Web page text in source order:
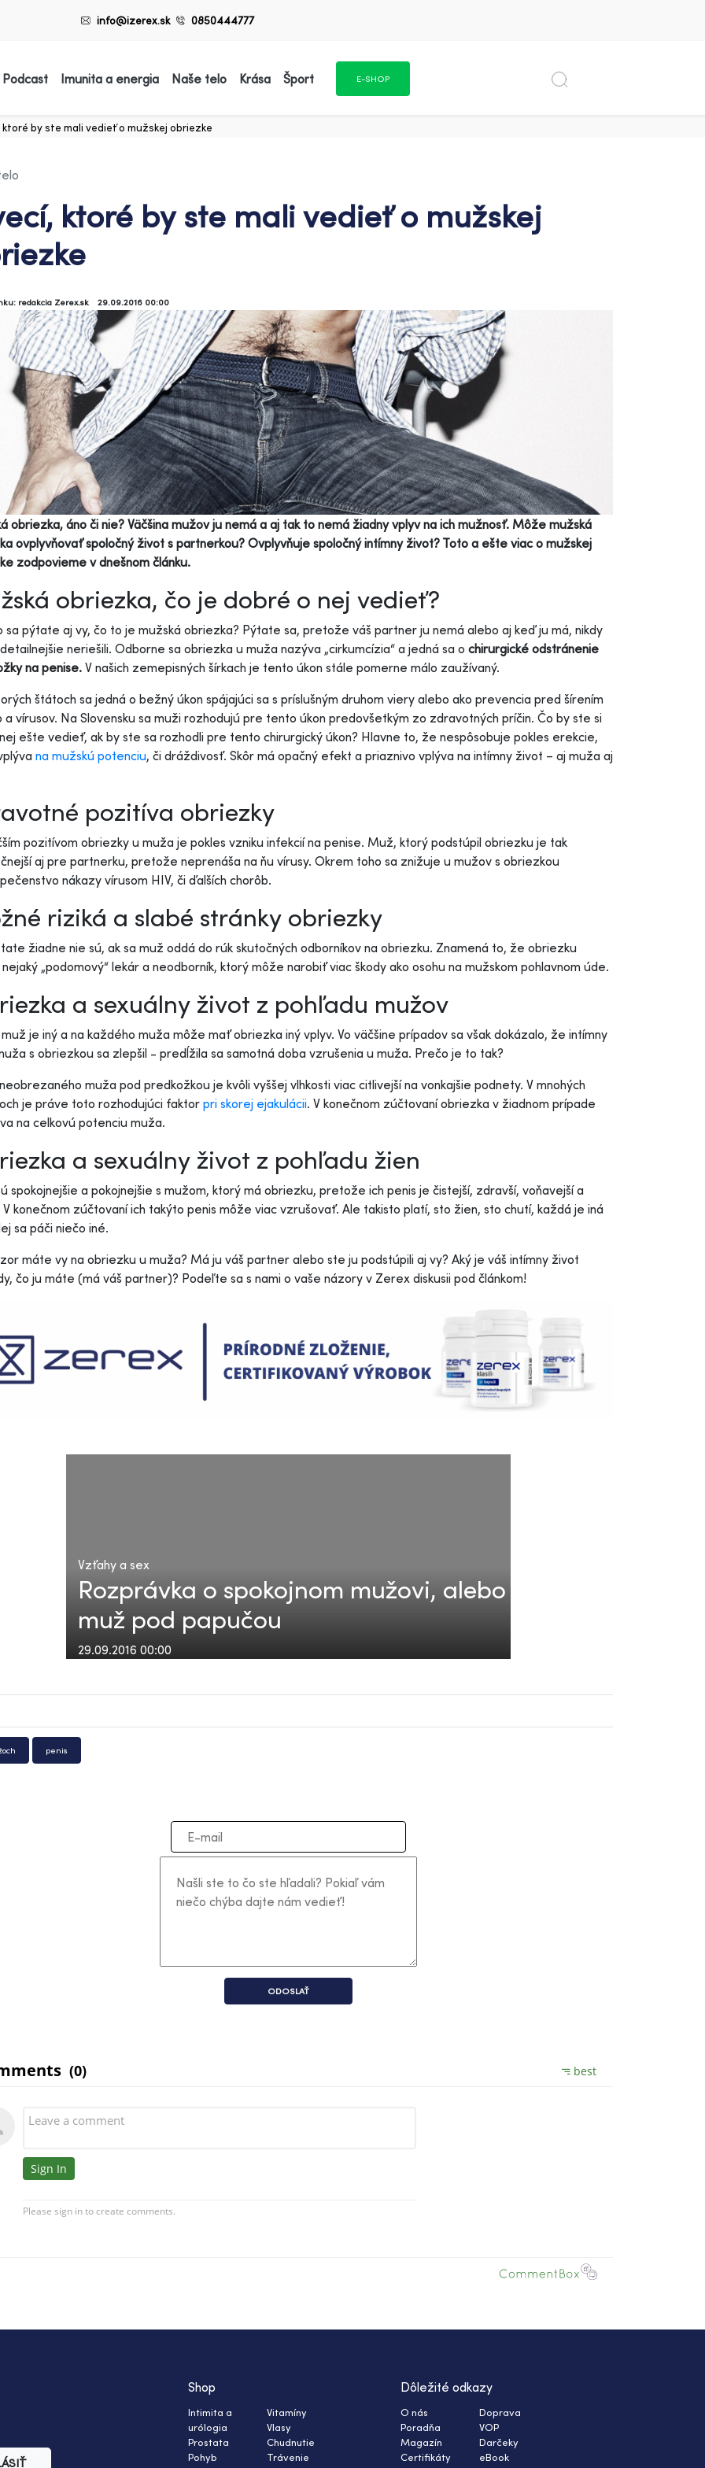
info@izerex.sk 0850444777
Imunita a energia Naše telo Krása Šport E-SHOP
ktoré by ste mali vedieť o mužskej obriezke
ktoré by ste mali vedieť o mužskej
redakcia Zerex.sk 29.09.2016 00:00
obriezka, áno či nie? Väčšina mužov ju nemá a aj tak to nemá žiadny vplyv na ich mužnosť. Môže mužská
ovplyvňovať spoločný život s partnerkou? Ovplyvňuje spoločný intímny život? Toto a ešte viac o mužskej
zodpovieme v dnešnom článku.
obriezka, čo je dobré o nej vedieť?
sa pýtate aj vy, čo to je mužská obriezka? Pýtate sa, pretože váš partner ju nemá alebo aj keď ju má, nikdy
neriešili. Odborne sa obriezka u muža nazýva „cirkumcízia“ a jedná sa o chirurgické odstránenie
na penise. V našich zemepisných šírkach je tento úkon stále pomerne málo zaužívaný.
štátoch sa jedná o bežný úkon spájajúci sa s príslušným druhom viery alebo ako prevencia pred šírením
a vírusov. Na Slovensku sa muži rozhodujú pre tento úkon predovšetkým zo zdravotných príčin. Čo by ste si
ešte vedieť, ak by ste sa rozhodli pre tento chirurgický úkon? Hlavne to, že nespôsobuje pokles erekcie,
na mužskú potenciu, či dráždivosť. Skôr má opačný efekt a priaznivo vplýva na intímny život – aj muža aj
pozitíva obriezky
pozitívom obriezky u muža je pokles vzniku infekcií na penise. Muž, ktorý podstúpil obriezku je tak
aj pre partnerku, pretože neprenáša na ňu vírusy. Okrem toho sa znižuje u mužov s obriezkou
nákazy vírusom HIV, či ďalších chorôb.
riziká a slabé stránky obriezky
žiadne nie sú, ak sa muž oddá do rúk skutočných odborníkov na obriezku. Znamená to, že obriezku
„podomový“ lekár a neodborník, ktorý môže narobiť viac škody ako osohu na mužskom pohlavnom úde.
a sexuálny život z pohľadu mužov
je iný a na každého muža môže mať obriezka iný vplyv. Vo väčšine prípadov sa však dokázalo, že intímny
s obriezkou sa zlepšil - predĺžila sa samotná doba vzrušenia u muža. Prečo je to tak?
muža pod predkožkou je kvôli vyššej vlhkosti viac citlivejší na vonkajšie podnety. V mnohých
je práve toto rozhodujúci faktor pri skorej ejakulácii. V konečnom zúčtovaní obriezka v žiadnom prípade
na celkovú potenciu muža.
a sexuálny život z pohľadu žien
spokojnejšie a pokojnejšie s mužom, ktorý má obriezku, pretože ich penis je čistejší, zdravší, voňavejší a
V konečnom zúčtovaní ich takýto penis môže viac vzrušovať. Ale takisto platí, sto žien, sto chutí, každá je iná
sa páči niečo iné.
máte vy na obriezku u muža? Má ju váš partner alebo ste ju podstúpili aj vy? Aký je váš intímny život
čo ju máte (má váš partner)? Podeľte sa s nami o vaše názory v Zerex diskusii pod článkom!
Vzťahy a sex
Rozprávka o spokojnom mužovi, alebo
muž pod papučou
29.09.2016 00:00
penis
ODOSLAŤ
Shop
Intimita a
urólogia
Prostata
Pohyb
Vitamíny
Vlasy
Chudnutie
Trávenie
Dôležité odkazy
O nás
Poradňa
Magazín
Certifikáty
Doprava
VOP
Darčeky
eBook